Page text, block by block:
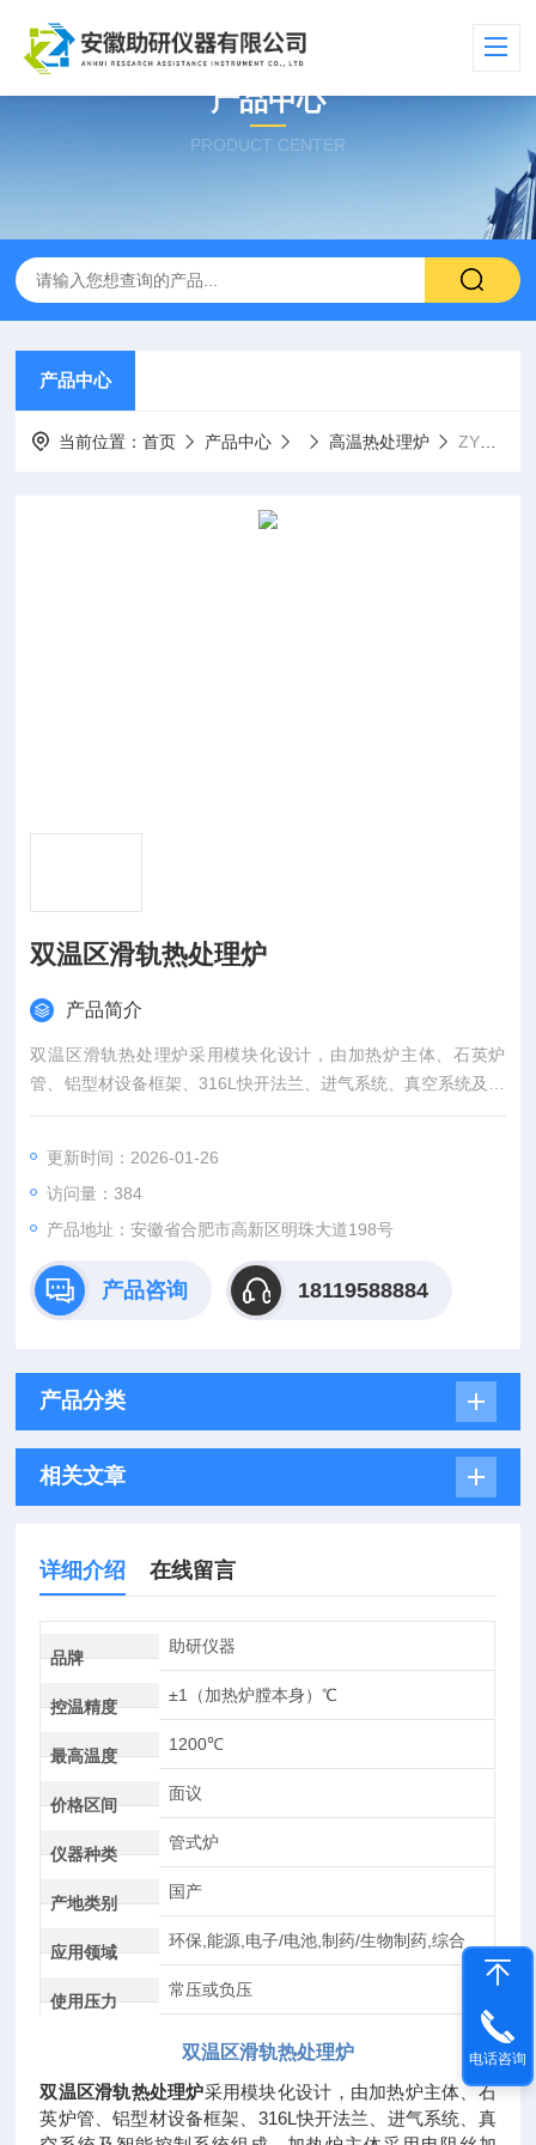
产品中心
PRODUCT CENTER
产品中心
当前位置：首页 产品中心 高温热处理炉 ZYG-1200-300II-100CVD双温区滑轨热处理炉
双温区滑轨热处理炉
产品简介
双温区滑轨热处理炉采用模块化设计，由加热炉主体、石英炉
管、铝型材设备框架、316L快开法兰、进气系统、真空系统及智
能控制系统组成。加热炉主体采用电阻丝加热； 配备石英炉管支
+真空计+手动挡板阀，密封可靠；控制系统支持PID调节与30段
程序控温，操作便捷，满足多场景实验需求。
更新时间：2026-01-26
访问量：384
产品地址：安徽省合肥市高新区明珠大道198号
产品咨询 18119588884
产品分类
相关文章
详细介绍 在线留言
品牌
助研仪器
控温精度
±1（加热炉膛本身）℃
最高温度
1200℃
价格区间
面议
仪器种类
管式炉
产地类别
国产
应用领域
环保,能源,电子/电池,制药/生物制药,综合
使用压力
常压或负压
双温区滑轨热处理炉
双温区滑轨热处理炉采用模块化设计，由加热炉主体、石
英炉管、铝型材设备框架、316L快开法兰、进气系统、真
电话咨询